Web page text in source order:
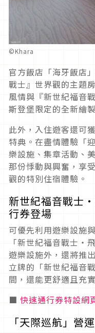
©Khara
官方飯店「海牙飯店
戰士』世界觀的主題
風情與『新世紀福音
斯登堡限定的全新繪
此外，入住遊客還可
特典。在盡情體驗「
樂設施、集章活動、
那份悸動與興奮，享
觀的特別住宿體驗。
新世紀福音戰士
行券登場
可優先利用遊樂設施
「新世紀福音戰士・
遊樂設施外，還將推
立牌的「新世紀福音
間，還能更舒適且充
■ 快速通行券特設網
「天際巡航」營